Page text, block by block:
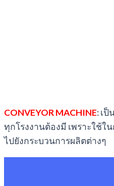
CONVEYOR MACHINE: เ
ทุกโรงงานต้องมี เพราะใช้ใ
ไปยังกระบวนการผลิตต่างๆ